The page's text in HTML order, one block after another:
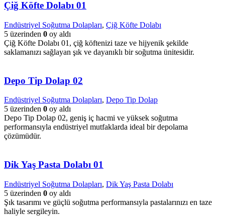
Çiğ Köfte Dolabı 01
Endüstriyel Soğutma Dolapları, Çiğ Köfte Dolabı
5 üzerinden 0 oy aldı
Çiğ Köfte Dolabı 01, çiğ köftenizi taze ve hijyenik şekilde
saklamanızı sağlayan şık ve dayanıklı bir soğutma ünitesidir.
Depo Tip Dolap 02
Endüstriyel Soğutma Dolapları, Depo Tip Dolap
5 üzerinden 0 oy aldı
Depo Tip Dolap 02, geniş iç hacmi ve yüksek soğutma
performansıyla endüstriyel mutfaklarda ideal bir depolama
çözümüdür.
Dik Yaş Pasta Dolabı 01
Endüstriyel Soğutma Dolapları, Dik Yaş Pasta Dolabı
5 üzerinden 0 oy aldı
Şık tasarımı ve güçlü soğutma performansıyla pastalarınızı en taze
haliyle sergileyin.